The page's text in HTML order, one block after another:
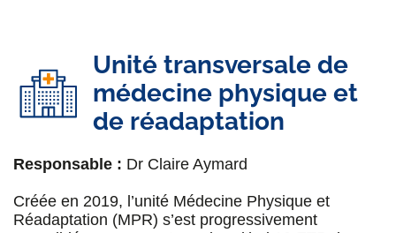
oculaires MOC)
Dr Nabila Mouder
Neurologue, praticien titulaire. Électrophysiologie
Dr Marion Quirins
Neurologue, praticien titulaire.
Électrophysiologie.Epilepsies de l'adulte
Responsable activitésommeil
Unité transversale de
médecine physique et
de réadaptation
Responsable : Dr Claire Aymard
Créée en 2019, l’unité Médecine Physique et
Réadaptation (MPR) s’est progressivement